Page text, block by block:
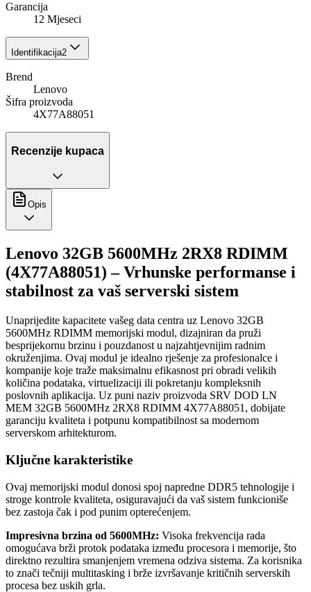
Garancija
12 Mjeseci
Identifikacija2
Brend
Lenovo
Šifra proizvoda
4X77A88051
Recenzije kupaca
Opis
Lenovo 32GB 5600MHz 2RX8 RDIMM
(4X77A88051) – Vrhunske performanse i
stabilnost za vaš serverski sistem
Unaprijedite kapacitete vašeg data centra uz Lenovo 32GB
5600MHz RDIMM memorijski modul, dizajniran da pruži
besprijekornu brzinu i pouzdanost u najzahtjevnijim radnim
okruženjima. Ovaj modul je idealno rješenje za profesionalce i
kompanije koje traže maksimalnu efikasnost pri obradi velikih
količina podataka, virtuelizaciji ili pokretanju kompleksnih
poslovnih aplikacija. Uz puni naziv proizvoda SRV DOD LN
MEM 32GB 5600MHz 2RX8 RDIMM 4X77A88051, dobijate
garanciju kvaliteta i potpunu kompatibilnost sa modernom
serverskom arhitekturom.
Ključne karakteristike
Ovaj memorijski modul donosi spoj napredne DDR5 tehnologije i
stroge kontrole kvaliteta, osiguravajući da vaš sistem funkcioniše
bez zastoja čak i pod punim opterećenjem.
Impresivna brzina od 5600MHz: Visoka frekvencija rada
omogućava brži protok podataka između procesora i memorije, što
direktno rezultira smanjenjem vremena odziva sistema. Za korisnika
to znači tečniji multitasking i brže izvršavanje kritičnih serverskih
procesa bez uskih grla.